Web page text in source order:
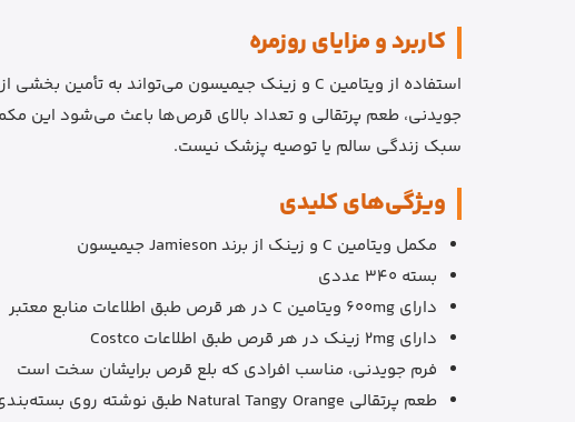
کاربرد و مزایای روزمره
جویدنی، طعم پرتقالی و تعداد بالای قرص‌ها باعث می‌شود این
سبک زندگی سالم یا توصیه پزشک نیست.
ویژگی‌های کلیدی
مکمل ویتامین C و زینک از برند Jamieson جیمیسون
بسته 340 عددی
دارای 600mg ویتامین C در هر قرص طبق اطلاعات منابع معتبر
دارای 2mg زینک در هر قرص طبق اطلاعات Costco
فرم جویدنی، مناسب افرادی که بلع قرص برایشان سخت است
طعم پرتقالی Natural Tangy Orange طبق نوشته روی بسته‌بندی